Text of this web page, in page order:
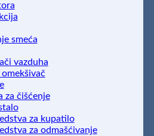
smeća
vazduha
omekšivač
za čišćenje
za kupatilo
za odmašćivanje